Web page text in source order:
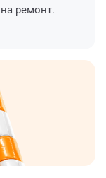
ремонт.